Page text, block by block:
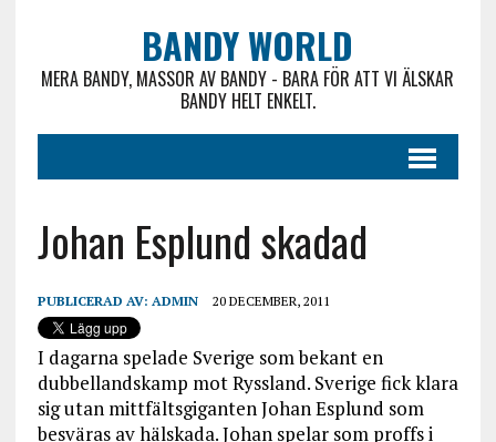
BANDY WORLD
MERA BANDY, MASSOR AV BANDY - BARA FÖR ATT VI ÄLSKAR
BANDY HELT ENKELT.
Johan Esplund skadad
PUBLICERAD AV: ADMIN 20 DECEMBER, 2011
I dagarna spelade Sverige som bekant en
dubbellandskamp mot Ryssland. Sverige fick klara
sig utan mittfältsgiganten Johan Esplund som
besväras av hälskada. Johan spelar som proffs i